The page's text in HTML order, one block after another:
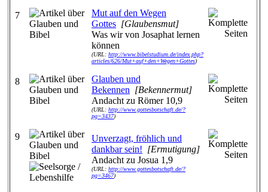
7
Mut auf den Wegen
Gottes [Glaubensmut]
Was wir von Josaphat lernen
können
(URL: http://www.bibelstudium.de/index.php?
articles/626/Mut+auf+den+Wegen+Gottes)
8
Glauben und
Bekennen [Bekennermut]
Andacht zu Römer 10,9
(URL: http://www.gottesbotschaft.de/?
pg=3437)
9
Unverzagt, fröhlich und
dankbar sein! [Ermutigung]
Andacht zu Josua 1,9
(URL: http://www.gottesbotschaft.de/?
pg=3467)